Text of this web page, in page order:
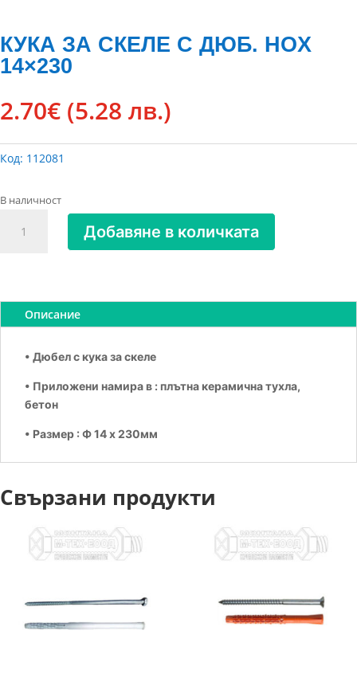
КУКА ЗА СКЕЛЕ С ДЮБ. HOX
14×230
2.70€ (5.28 лв.)
Код: 112081
В наличност
ДЮБ.
14x230
Добавяне в количката
Описание
• Дюбел с кука за скеле
• Приложени намира в : плътна керамична тухла,
бетон
• Размер : Ф 14 х 230мм
Свързани продукти